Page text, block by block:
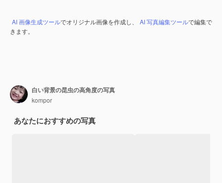
AI 画像生成ツールでオリジナル画像を作成し、 AI 写真編集ツールで編集で
きます。
白い背景の昆虫の高角度の写真
kompor
あなたにおすすめの写真